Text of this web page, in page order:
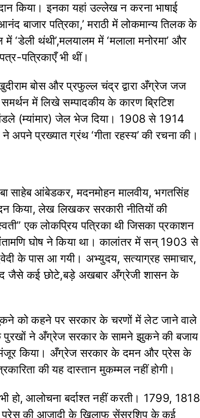
किया। इनका यहां उल्लेख न करना भाषाई
बाजार पत्रिका,’ मराठी में लोकमान्य तिलक के
में ‘डेली थंथी’,मलयालम में ‘मलाला मनोरमा’ और
पत्रिकाएँ भी थीं।
बोस और प्रफुल्ल चंद्र द्वारा अँग्रेज जज
में लिखे सम्पादकीय के कारण ब्रिटिश
(म्यांमार) जेल भेज दिया। 1908 से 1914
प्रख्यात ग्रंथ ‘गीता रहस्य’ की रचना की।
साहेब आंबेडकर, मदनमोहन मालवीय, भगतसिंह
किया, लेख लिखकर सरकारी नीतियों की
एक लोकप्रिय पत्रिका थी जिसका प्रकाशन
घोष ने किया था। कालांतर में सन् 1903 से
के पास आ गयी। अभ्युदय, सत्याग्रह समाचार,
जैसे कई छोटे,बड़े अखबार अँग्रेजी शासन के
को कहने पर सरकार के चरणों में लेट जाने वाले
पुरखों ने अँग्रेज सरकार के सामने झुकने की बजाय
किया। अँग्रेज सरकार के दमन और प्रेस के
की यह दास्तान मुकम्मल नहीं होगी।
हो, आलोचना बर्दाश्त नहीं करती। 1799, 1818
की आजादी के खिलाफ सेंसरशिप के कई